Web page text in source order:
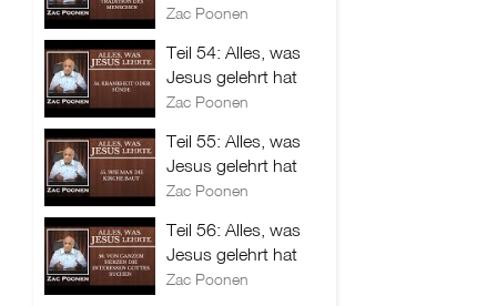
Zac Poonen
Teil 54: Alles, was
Jesus gelehrt hat
Zac Poonen
Teil 55: Alles, was
Jesus gelehrt hat
Zac Poonen
Teil 56: Alles, was
Jesus gelehrt hat
Zac Poonen